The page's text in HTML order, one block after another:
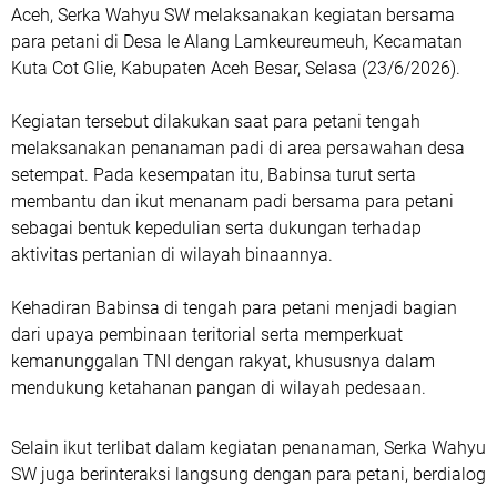
Aceh, Serka Wahyu SW melaksanakan kegiatan bersama
para petani di Desa Ie Alang Lamkeureumeuh, Kecamatan
Kuta Cot Glie, Kabupaten Aceh Besar, Selasa (23/6/2026).
Kegiatan tersebut dilakukan saat para petani tengah
melaksanakan penanaman padi di area persawahan desa
setempat. Pada kesempatan itu, Babinsa turut serta
membantu dan ikut menanam padi bersama para petani
sebagai bentuk kepedulian serta dukungan terhadap
aktivitas pertanian di wilayah binaannya.
Kehadiran Babinsa di tengah para petani menjadi bagian
dari upaya pembinaan teritorial serta memperkuat
kemanunggalan TNI dengan rakyat, khususnya dalam
mendukung ketahanan pangan di wilayah pedesaan.
Selain ikut terlibat dalam kegiatan penanaman, Serka Wahyu
SW juga berinteraksi langsung dengan para petani, berdialog